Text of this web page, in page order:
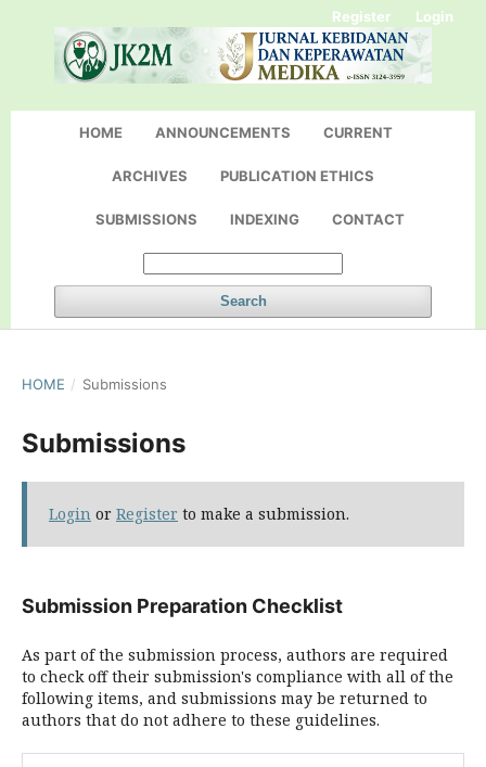
HOME ANNOUNCEMENTS CURRENT
ARCHIVES PUBLICATION ETHICS
SUBMISSIONS INDEXING CONTACT
Search
Register Login
HOME / Submissions
Submissions
Login or Register to make a submission.
Submission Preparation Checklist
As part of the submission process, authors are required
to check off their submission's compliance with all of the
following items, and submissions may be returned to
authors that do not adhere to these guidelines.